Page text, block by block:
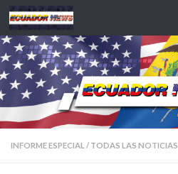
Saltar al contenido
INFORME ESPECIAL / TODAS LAS NOTICIAS